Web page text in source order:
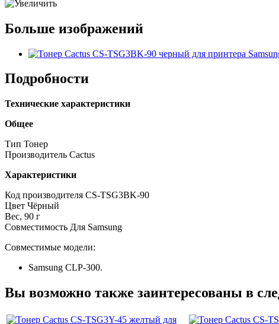
Больше изображений
Подробности
Технические характеристики
Общее
Тип Тонер
Производитель Cactus
Характеристики
Код производителя CS-TSG3BK-90
Цвет Чёрный
Вес, 90 г
Совместимость Для Samsung
Совместимые модели:
Samsung CLP-300.
Вы возможно также заинтересованы в